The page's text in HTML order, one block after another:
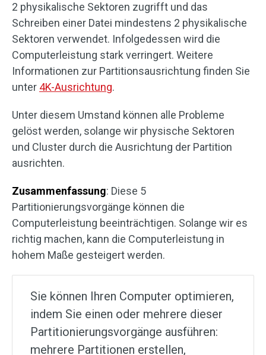
2 physikalische Sektoren zugrifft und das
Schreiben einer Datei mindestens 2 physikalische
Sektoren verwendet. Infolgedessen wird die
Computerleistung stark verringert. Weitere
Informationen zur Partitionsausrichtung finden Sie
unter 4K-Ausrichtung.
Unter diesem Umstand können alle Probleme
gelöst werden, solange wir physische Sektoren
und Cluster durch die Ausrichtung der Partition
ausrichten.
Zusammenfassung: Diese 5
Partitionierungsvorgänge können die
Computerleistung beeinträchtigen. Solange wir es
richtig machen, kann die Computerleistung in
hohem Maße gesteigert werden.
Sie können Ihren Computer optimieren,
indem Sie einen oder mehrere dieser
Partitionierungsvorgänge ausführen:
mehrere Partitionen erstellen,